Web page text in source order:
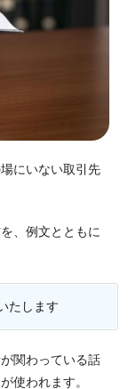
にいない取引先
、例文とともに
たします
関わっている話
使われます。